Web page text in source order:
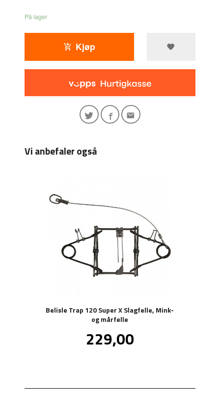
På lager
Kjøp
Vi anbefaler også
Belisle Trap 120 Super X Slagfelle, Mink-
og mårfelle
Pris
229,00